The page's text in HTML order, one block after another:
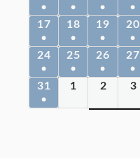
● ● ● ●
17
●
18
●
19
●
20
●
24
●
25
●
26
●
27
●
31
●
1 2 3